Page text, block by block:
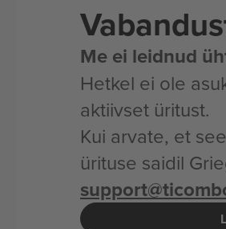
Me ei leidnud
Hetkel ei ole
aktiivset üritust.
Kui arvate, et
ürituse saidil